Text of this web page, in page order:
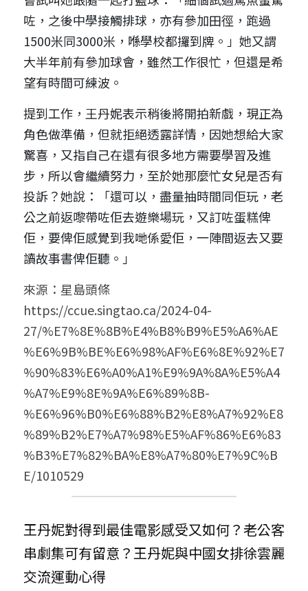
咗，之後中學接觸排球，亦有參加田徑，跑過
1500米同3000米，喺學校都攞到牌。」她又謂
大半年前有參加球會，雖然工作很忙，但還是希
望有時間可練波。
提到工作，王丹妮表示稍後將開拍新戲，現正為
角色做準備，但就拒絕透露詳情，因她想給大家
驚喜，又指自己在還有很多地方需要學習及進
步，所以會繼續努力，至於她那麼忙女兒是否有
投訴？她說：「還可以，盡量抽時間同佢玩，老
公之前返嚟帶咗佢去遊樂場玩，又訂咗蛋糕俾
佢，要俾佢感覺到我哋係愛佢，一陣間返去又要
讀故事書俾佢聽。」
來源：星島頭條
https://ccue.singtao.ca/2024-04-
27/%E7%8E%8B%E4%B8%B9%E5%A6%AE
%E6%9B%BE%E6%98%AF%E6%8E%92%E7
%90%83%E6%A0%A1%E9%9A%8A%E5%A4
%A7%E9%8E%9A%E6%89%8B-
%E6%96%B0%E6%88%B2%E8%A7%92%E8
%89%B2%E7%A7%98%E5%AF%86%E6%83
%B3%E7%82%BA%E8%A7%80%E7%9C%B
E/1010529
王丹妮對得到最佳電影感受又如何？老公客
串劇集可有留意？王丹妮與中國女排徐雲麗
交流運動心得